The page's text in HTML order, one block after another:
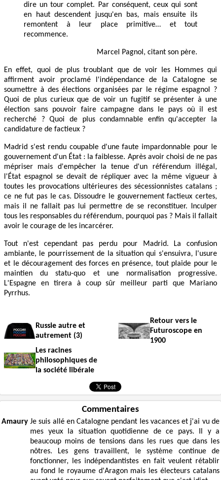
dire un tour complet. Par conséquent, ceux qui sont
en haut descendent jusqu'en bas, mais ensuite ils
remontent à leur place primitive… et tout
recommence.
Marcel Pagnol, citant son père.
En effet, quoi de plus troublant que de voir les Hommes qui
affirment avoir proclamé l'indépendance de la Catalogne se
soumettre à des élections organisées par le régime espagnol ?
Quoi de plus curieux que de voir un fugitif se présenter à une
élection sans pouvoir faire campagne dans le pays où il est
recherché ? Quoi de plus condamnable enfin qu'accepter la
candidature de factieux ?
Madrid s'est rendu coupable d'une faute impardonnable pour le
gouvernement d'un État : la faiblesse. Après avoir choisi de ne pas
mépriser mais d'empêcher la tenue d'un référendum illégal,
l'État espagnol se devait de répliquer avec la même vigueur à
toutes les provocations ultérieures des sécessionnistes catalans ;
ce ne fut pas le cas. Dissoudre le gouvernement factieux certes,
mais il ne fallait pas lui permettre de se reconstituer. Inculper
tous les responsables du référendum, pourquoi pas ? Mais il fallait
avoir le courage de les incarcérer.
Tout n'est cependant pas perdu pour Madrid. La confusion
ambiante, le pourrissement de la situation qui s'ensuivra, l'usure
et le découragement des forces en présence, tout plaide pour le
maintien du statu-quo et une normalisation progressive.
L'Espagne en tirera à coup sûr meilleur parti que Mariano
Pyrrhus.
Russie autre et
autrement (3)
Retour vers le
Futuroscope en
1900
Les racines
philosophiques de
la société libérale
Commentaires
Amaury Je suis allé en Catalogne pendant les vacances et j'ai vu de
mes yeux la situation quotidienne de ce pays. Il y a
beaucoup moins de tensions dans les rues que dans les
nôtres. Les gens travaillent, le système continue de
fonctionner, les indépendantistes en fait veulent rétablir
au fond le royaume d'Aragon mais les électeurs catalans